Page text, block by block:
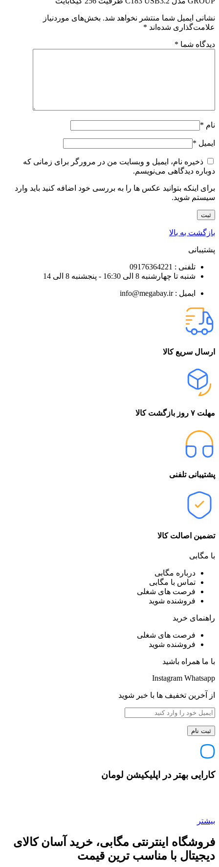
نشانی ایمیل شما منتشر نخواهد شد. بخش‌های موردنیاز
علامت‌گذاری شده‌اند *
دیدگاه شما *
نام *
ایمیل *
ذخیره نام، ایمیل و وبسایت من در مرورگر برای زمانی که
دوباره دیدگاهی می‌نویسم.
برای اینکه بتوانید عکس ها را به بررسی خود اضافه کنید باید وارد
سیستم شوید.
بازگشت به بالا
پشتیبانی
تلفنی : 09176364221
شنبه تا چهارشنبه 8 الی 16:30 - پنجشنبه 8 الی 14
ایمیل : info@megabay.ir
ارسال سریع کالا
مهلت ۷ روز بازگشت کالا
پشتیبانی تلفنی
تضمین اصالت کالا
با مگابی
درباره مگابی
تماس با مگابی
فرصت های شغلی
فروشنده شوید
راهنمای خرید
فرصت های شغلی
فروشنده شوید
با ما همراه باشید
Instagram Whatsapp
از آخرین تخفیف ها با خبر شوید
کارایی بهتر در اپلیکیشن لومان
بیشتر
فروشگاه اینترنتی مگابی، خرید آسان کالای
دیجیتال با مناسب ترین قیمت